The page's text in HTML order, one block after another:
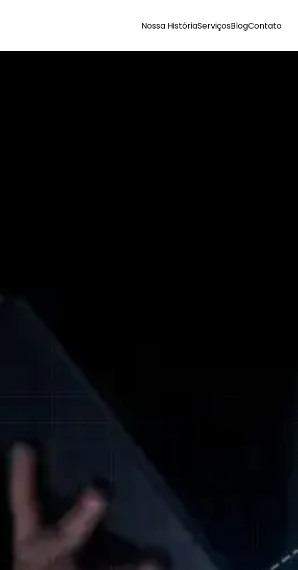
Nossa HistóriaServiçosBlogContato